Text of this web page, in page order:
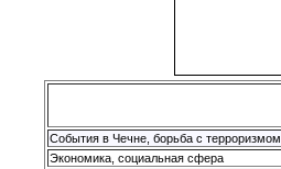
События в Чечне, борьба с терроризмом
Экономика, социальная сфера